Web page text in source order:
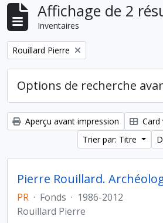
Affichage de 2
Inventaires
Remove filter:
Rouillard Pierre
Options de recherche
Aperçu avant impression Card
Trier par: Titre
PR · Fonds · 1986-2012
Rouillard Pierre